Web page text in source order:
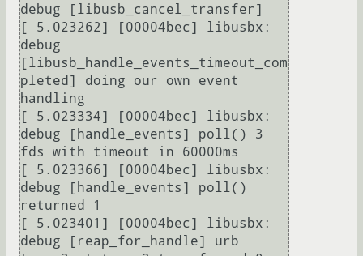
debug [libusb_cancel_transfer]
[ 5.023262] [00004bec] libusbx:
debug
[libusb_handle_events_timeout_com
pleted] doing our own event
handling
[ 5.023334] [00004bec] libusbx:
debug [handle_events] poll() 3
fds with timeout in 60000ms
[ 5.023366] [00004bec] libusbx:
debug [handle_events] poll()
returned 1
[ 5.023401] [00004bec] libusbx:
debug [reap_for_handle] urb